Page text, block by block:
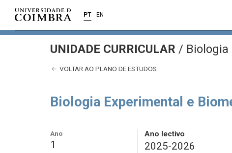
PT EN
UNIDADE CURRICULAR /
VOLTAR AO PLANO DE ESTUDOS
Biologia Experimental e
Ano
1
Ano lectivo
2025-2026